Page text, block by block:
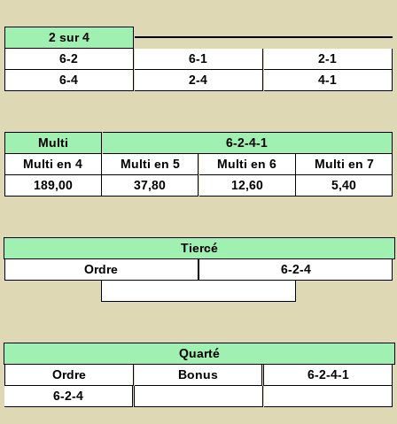
2 sur 4
6-2
6-1
2-1
6-4
2-4 4-1
Multi
6-2-4-1
Multi en 4
Multi en 5 Multi en 6
Multi en 7
189,00
37,80 12,60 5,40
Tiercé
Ordre
6-2-4
Quarté
Ordre
Bonus
6-2-4-1
6-2-4